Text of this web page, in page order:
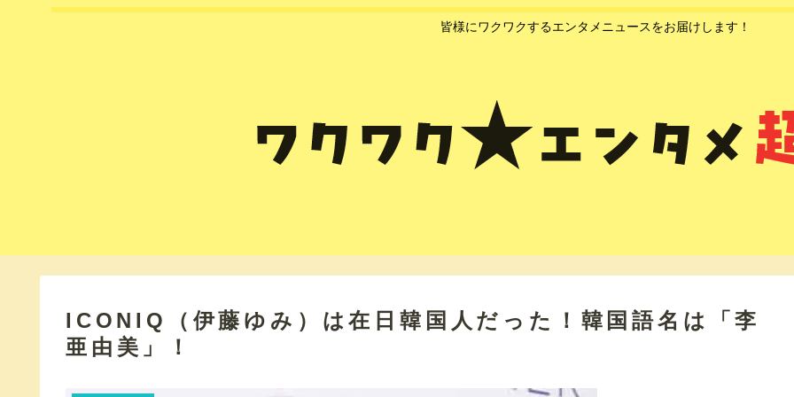
皆様にワクワクするエンタメニュースをお届けします！
ICONIQ（伊藤ゆみ）は在日韓国人だった！韓国語名は「李
亜由美」！